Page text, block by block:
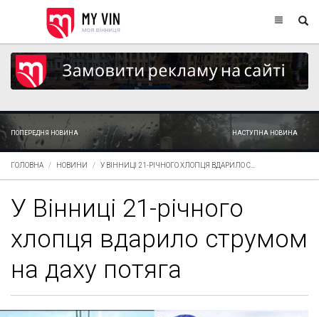
ПОПЕРЕДНЯ НОВИНА НАСТУПНА НОВИНА
ГОЛОВНА НОВИНИ У ВІННИЦІ 21-РІЧНОГО ХЛОПЦЯ ВДАРИЛО С...
У Вінниці 21-річного
хлопця вдарило струмом
на даху потяга